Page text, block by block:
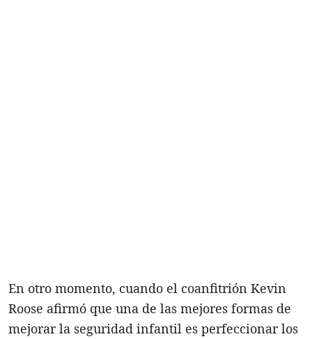
En otro momento, cuando el coanfitrión Kevin
Roose afirmó que una de las mejores formas de
mejorar la seguridad infantil es perfeccionar los